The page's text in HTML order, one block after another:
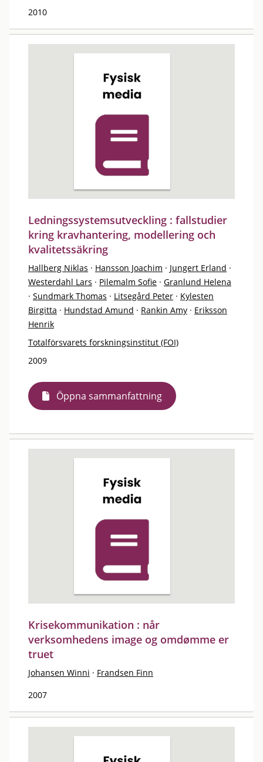
2010
Ledningssystemsutveckling : fallstudier
kring kravhantering, modellering och
kvalitetssäkring
Hallberg Niklas · Hansson Joachim · Jungert Erland ·
Westerdahl Lars · Pilemalm Sofie · Granlund Helena
· Sundmark Thomas · Litsegård Peter · Kylesten
Birgitta · Hundstad Amund · Rankin Amy · Eriksson
Henrik
Totalförsvarets forskningsinstitut (FOI)
2009
Öppna sammanfattning
Krisekommunikation : når
verksomhedens image og omdømme er
truet
Johansen Winni · Frandsen Finn
2007